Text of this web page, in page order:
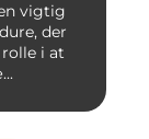
vigtig
der
i at